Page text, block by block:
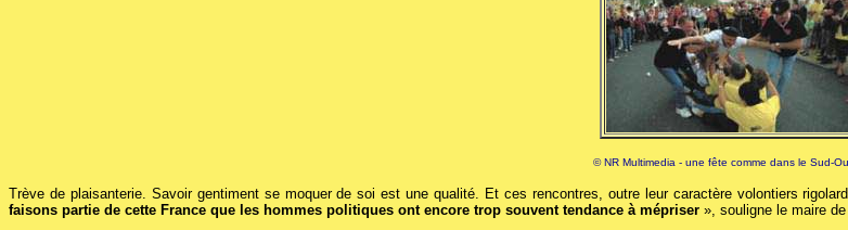
© NR Multimedia - une fête comme dans le Sud-
Trève de plaisanterie. Savoir gentiment se moquer de soi est une qualité. Et ces rencontres, outre leur caractère volontiers
faisons partie de cette France que les hommes politiques ont encore trop souvent tendance à mépriser », souligne le maire